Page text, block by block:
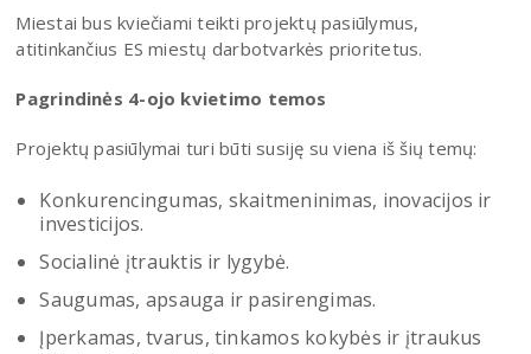
Miestai bus kviečiami teikti projektų pasiūlymus,
atitinkančius ES miestų darbotvarkės prioritetus.
Pagrindinės 4-ojo kvietimo temos
Projektų pasiūlymai turi būti susiję su viena iš šių temų:
Konkurencingumas, skaitmeninimas, inovacijos ir
investicijos.
Socialinė įtrauktis ir lygybė.
Saugumas, apsauga ir pasirengimas.
Įperkamas, tvarus, tinkamos kokybės ir įtraukus